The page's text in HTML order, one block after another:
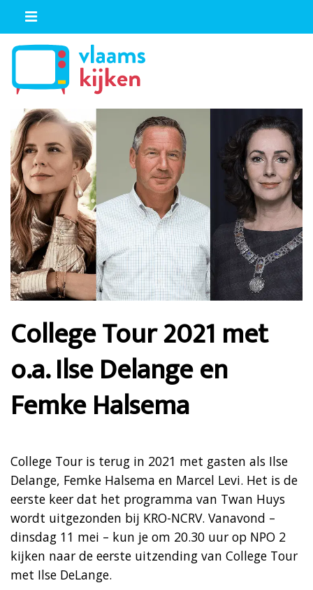
College Tour 2021 met
o.a. Ilse Delange en
Femke Halsema
College Tour is terug in 2021 met gasten als Ilse
Delange, Femke Halsema en Marcel Levi. Het is de
eerste keer dat het programma van Twan Huys
wordt uitgezonden bij KRO-NCRV. Vanavond –
dinsdag 11 mei – kun je om 20.30 uur op NPO 2
kijken naar de eerste uitzending van College Tour
met Ilse DeLange.